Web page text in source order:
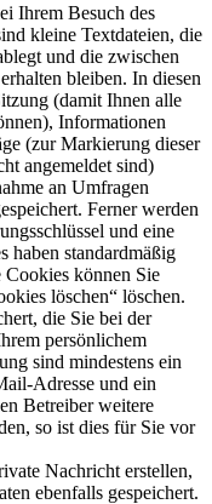
Ihrem Besuch des
kleine Textdateien, die
und die zwischen
bleiben. In diesen
(damit Ihnen alle
Informationen
(zur Markierung dieser
angemeldet sind)
an Umfragen
Ferner werden
und eine
haben standardmäßig
können Sie
löschen“ löschen.
die Sie bei der
persönlichem
sind mindestens ein
Adresse und ein
Betreiber weitere
so ist dies für Sie vor
Nachricht erstellen,
ebenfalls gespeichert.